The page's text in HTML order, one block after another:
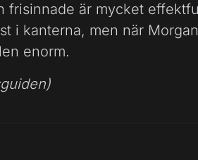
frisinnade är mycket
i kanterna, men när
enorm.